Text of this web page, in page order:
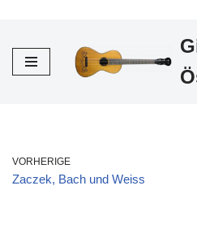
Inhalt
VORHERIGE
Zaczek, Bach und Weiss